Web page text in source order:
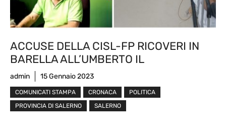
ACCUSE DELLA CISL-FP RICOVERI IN
BARELLA ALL’UMBERTO IL
admin 15 Gennaio 2023
COMUNICATI STAMPA CRONACA
POLITICA
PROVINCIA DI SALERNO
SALERNO